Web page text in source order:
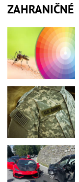
ZAHRANIČNÉ